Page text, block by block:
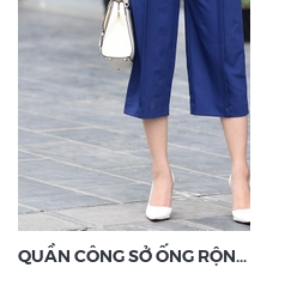
QUẦN CÔNG SỞ ỐNG RỘNG TÍM THAN